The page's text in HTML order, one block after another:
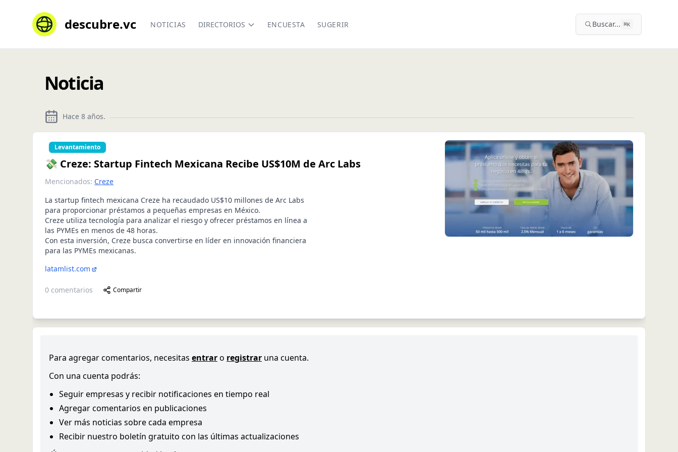
descubre.vc NOTICIAS DIRECTORIOS ENCUESTA SUGERIR Buscar... ⌘K
Noticia
Hace 8 años.
Levantamiento
💸 Creze: Startup Fintech Mexicana Recibe US$10M de Arc Labs
Mencionados: Creze
La startup fintech mexicana Creze ha recaudado US$10 millones de Arc Labs
para proporcionar préstamos a pequeñas empresas en México.
Creze utiliza tecnología para analizar el riesgo y ofrecer préstamos en línea a
las PYMEs en menos de 48 horas.
Con esta inversión, Creze busca convertirse en líder en innovación financiera
para las PYMEs mexicanas.
latamlist.com
0 comentarios Compartir
Para agregar comentarios, necesitas entraro registrar una cuenta.
Con una cuenta podrás:
Seguir empresas y recibir notificaciones en tiempo real
Agregar comentarios en publicaciones
Ver más noticias sobre cada empresa
Recibir nuestro boletín gratuito con las últimas actualizaciones